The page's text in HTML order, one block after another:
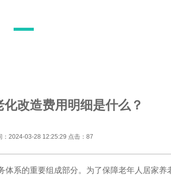
化改造费用明细是什么？
：2024-03-28 12:25:29 点击： 87
系的重要组成部分。为了保障老年人居家